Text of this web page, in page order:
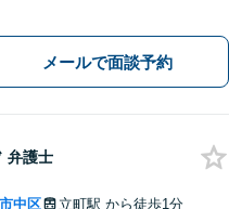
かした的確な対応で、企業の発
営をサポート。顧問契約もお任
メールで面談予約
弁護士
中区 立町駅 から徒歩1分